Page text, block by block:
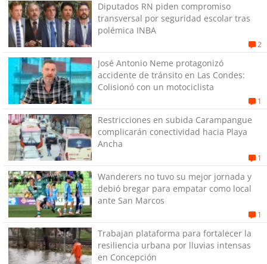
Diputados RN piden compromiso
transversal por seguridad escolar tras
polémica INBA
2
José Antonio Neme protagonizó
accidente de tránsito en Las Condes:
Colisionó con un motociclista
1
Restricciones en subida Carampangue
complicarán conectividad hacia Playa
Ancha
1
Wanderers no tuvo su mejor jornada y
debió bregar para empatar como local
ante San Marcos
1
Trabajan plataforma para fortalecer la
resiliencia urbana por lluvias intensas
en Concepción